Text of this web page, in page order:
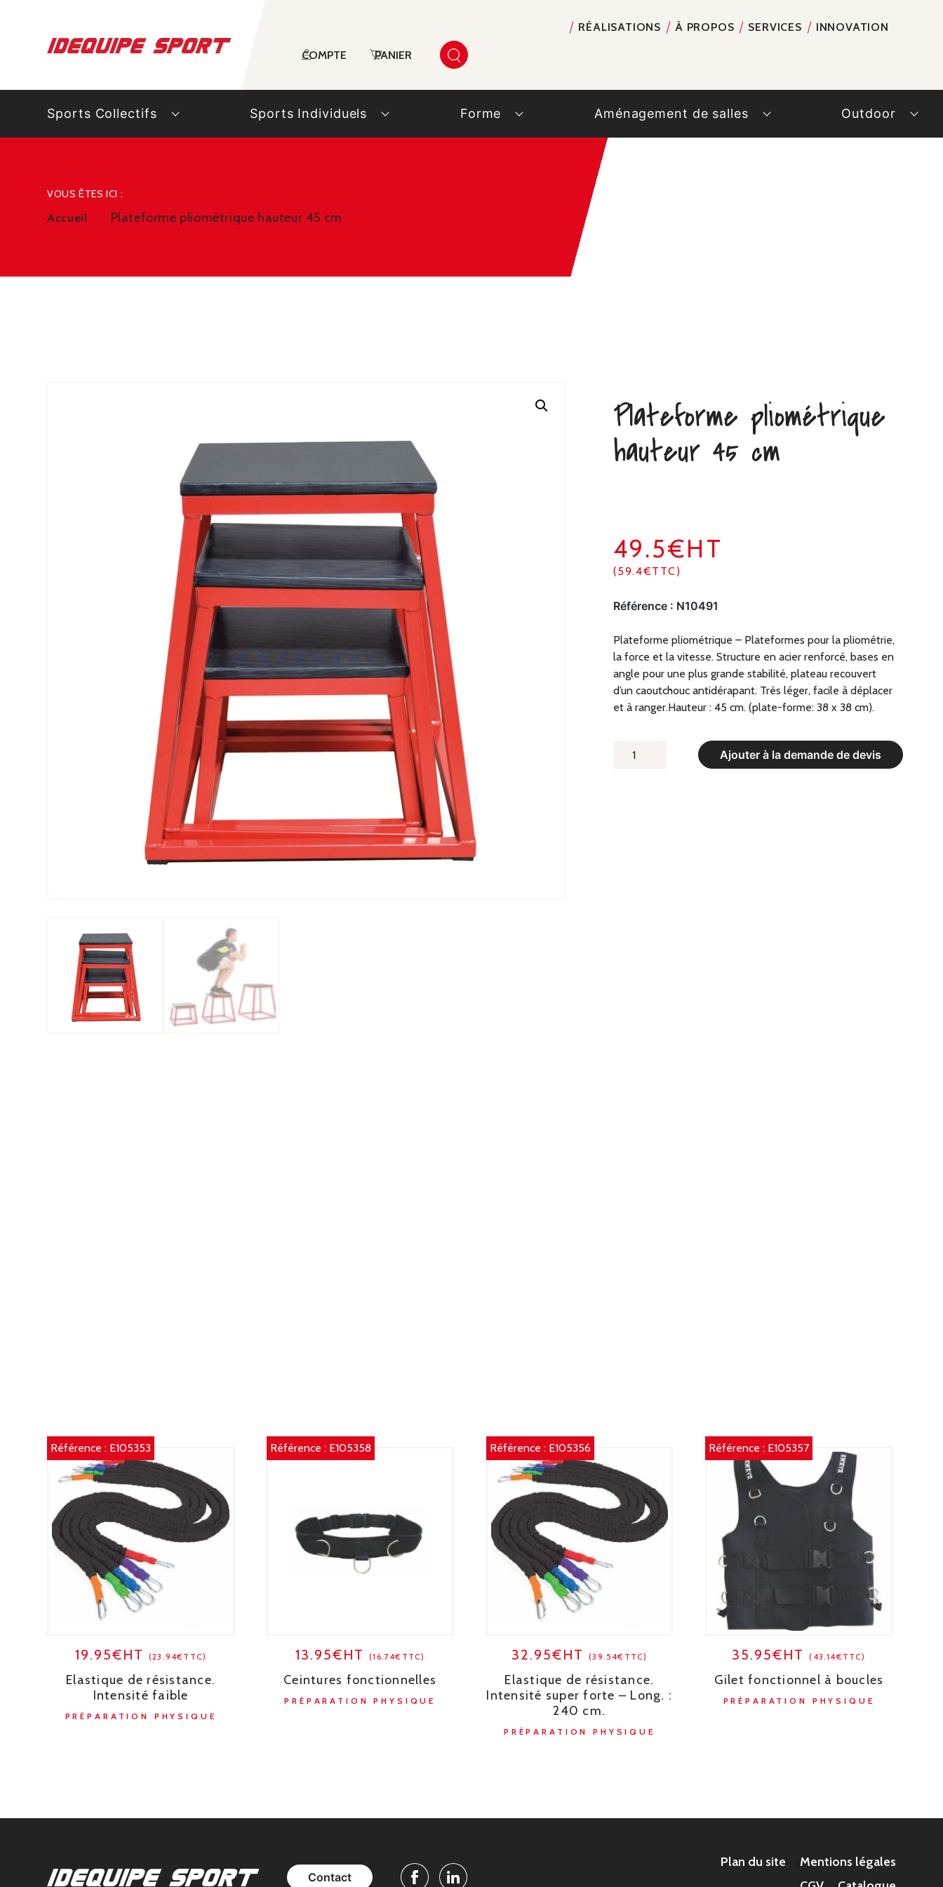
RÉALISATIONS À PROPOS SERVICES INNOVATION
COMPTE PANIER
Sports Collectifs Sports Individuels Forme Aménagement de salles Outdoor
VOUS ÊTES ICI :
Accueil Plateforme pliométrique hauteur 45 cm
Plateforme pliométrique
hauteur 45 cm
49.5€HT
(59.4€TTC)
Référence : N10491
Plateforme pliométrique – Plateformes pour la pliométrie,
la force et la vitesse. Structure en acier renforcé, bases en
angle pour une plus grande stabilité, plateau recouvert
d’un caoutchouc antidérapant. Très léger, facile à déplacer
et à ranger.Hauteur : 45 cm. (plate-forme: 38 x 38 cm).
Ajouter à la demande de devis
QUANTITÉ
Référence : E105353
19.95€HT (23.94€TTC)
Elastique de résistance.
Intensité faible
PRÉPARATION PHYSIQUE
Référence : E105358
13.95€HT(16.74€TTC)
Ceintures fonctionnelles
PRÉPARATION PHYSIQUE
Référence : E105356
32.95€HT(39.54€TTC)
Elastique de résistance.
Intensité super forte – Long. :
240 cm.
PRÉPARATION PHYSIQUE
Référence : E105357
35.95€HT(43.14€TTC)
Gilet fonctionnel à boucles
PRÉPARATION PHYSIQUE
Contact FacebookLinkedin
Plan du site
Mentions légales